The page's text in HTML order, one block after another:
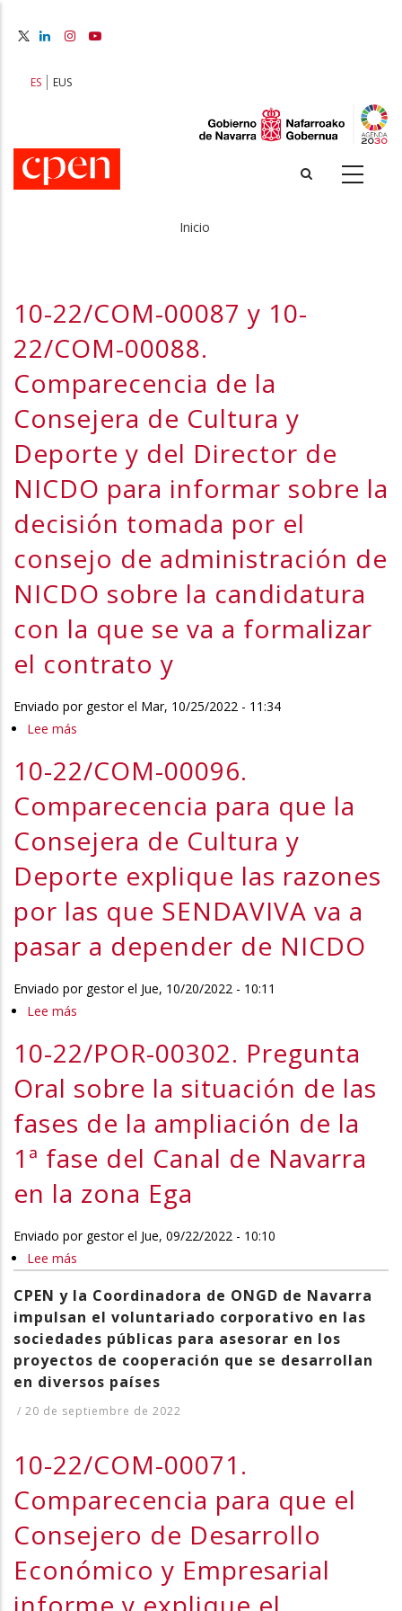
principal
ES EUS
de
ayuda
a
la
navegación
Inicio
10-22/COM-00087 y 10-
22/COM-00088.
Comparecencia de la
Consejera de Cultura y
Deporte y del Director de
NICDO para informar sobre la
decisión tomada por el
consejo de administración de
NICDO sobre la candidatura
con la que se va a formalizar
el contrato y
Enviado por gestorel Mar, 10/25/2022 - 11:34
Lee más
22/COM-
y
10-
00088.
Comparecencia
de
y
Deporte
y
Director
de
para
sobre
la
decisión
tomada
por
el
consejo
de
NICDO
sobre
candidatura
con
la
que
10-22/COM-00096.
Comparecencia para que la
Consejera de Cultura y
Deporte explique las razones
por las que SENDAVIVA va a
pasar a depender de NICDO
Enviado por gestorel Jue, 10/20/2022 - 10:11
Lee más
22/COM-
00096.
Comparecencia
para
la
Consejera
Cultura
explique
las
razones
por
que
va
pasar
a
depender
de
10-22/POR-00302. Pregunta
Oral sobre la situación de las
fases de la ampliación de la
1ª fase del Canal de Navarra
en la zona Ega
Enviado por gestorel Jue, 09/22/2022 - 10:10
Lee más
22/POR-
00302.
Pregunta
Oral
la
de
fases
de
ampliación
PRÁCTICAS NO LABORALES -
TÉCNICO SUPERIOR EN
ADMINISTRACIÓN Y
FINANZAS, ASISTENCIA
DIRECCIÓN O MARKETING Y
PUBLICIDAD
CPEN y la Coordinadora de ONGD de Navarra
impulsan el voluntariado corporativo en las
sociedades públicas para asesorar en los
proyectos de cooperación que se desarrollan
en diversos países
/ 20 de septiembre de 2022
10-22/COM-00071.
Comparecencia para que el
Consejero de Desarrollo
Económico y Empresarial